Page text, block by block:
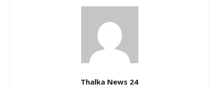
Thalka News 24